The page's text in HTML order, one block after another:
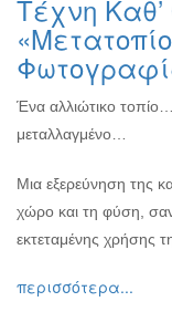
Ζωγραφική
Τραγούδι
Μουσική
Χορός
Θέατρο
Παζάρι
Τέχνη Καθ’
Ένα αλλιώτικο
μεταλλαγμένο…
Μια εξερεύνηση της
χώρο και τη φύση,
εκτεταμένης χρήσης
περισσότερα...